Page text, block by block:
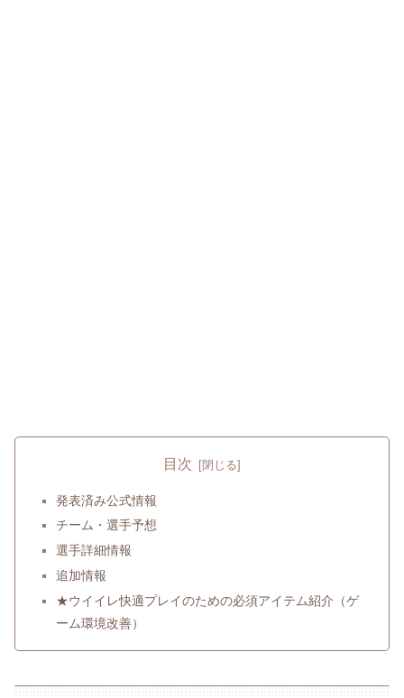
目次
発表済み公式情報
チーム・選手予想
選手詳細情報
追加情報
★ウイイレ快適プレイのための必須アイテム紹介（ゲ
ーム環境改善）